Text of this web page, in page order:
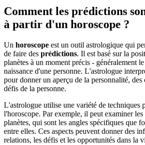
Comment les prédictions
à partir d'un horoscope ?
Un horoscope est un outil astrologique qui
de faire des prédictions. Il est basé sur la
planètes à un moment précis - généralement
naissance d'une personne. L'astrologue
pour donner un aperçu de la personnalité, des
défis de la personne.
L'astrologue utilise une variété de techniques
l'horoscope. Par exemple, il peut examiner les
planètes, qui sont les angles spécifiques que
entre elles. Ces aspects peuvent donner des
relations, les défis et les opportunités dans la